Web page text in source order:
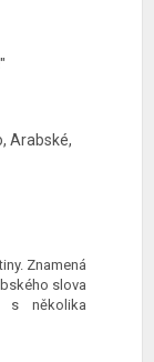
Arabské,
Znamená
slova
s několika